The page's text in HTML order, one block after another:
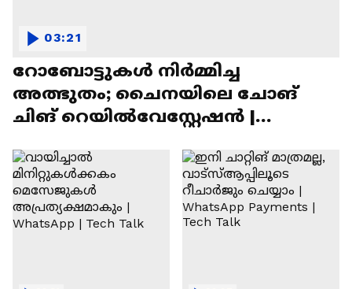
റോബോട്ടുകൾ നിർമ്മിച്ച
അത്ഭുതം; ചൈനയിലെ ചോങ്
ചിങ് റെയിൽവേസ്റ്റേഷൻ |
03:21